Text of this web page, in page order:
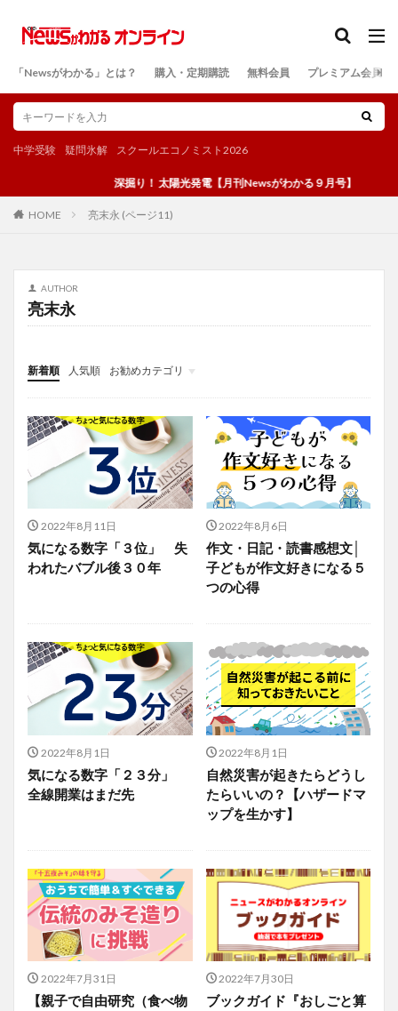
「Newsがわかる」とは？ 購入・定期購読 無料会員 プレミアム会員
中学受験 疑問氷解 スクールエコノミスト2026
深掘り！ 太陽光発電【月刊Newsがわかる９月号】
HOME 亮末永 (ページ11)
AUTHOR
亮末永
新着順 人気順
お勧めカテゴリ
投稿
学び
マンガ
電子書籍
2022年8月11日
気になる数字「３位」 失
われたバブル後３０年
2022年8月6日
作文・日記・読書感想文│
子どもが作文好きになる５
つの心得
2022年8月1日
気になる数字「２３分」
全線開業はまだ先
2022年8月1日
自然災害が起きたらどうし
たらいいの？【ハザードマ
ップを生かす】
2022年7月31日
【親子で自由研究（食べ物
2022年7月30日
ブックガイド『おしごと算
検索